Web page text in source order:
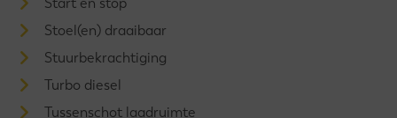
Stoel(en) draaibaar
Stuurbekrachtiging
Turbo diesel
Tussenschot laadruimte